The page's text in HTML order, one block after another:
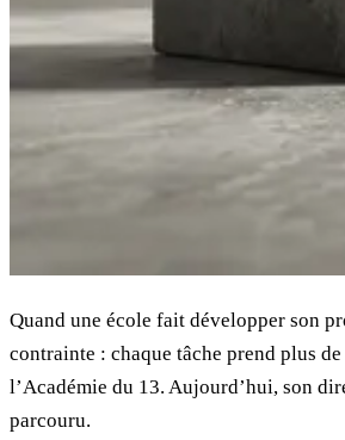
Quand une école fait développer son
contrainte : chaque tâche prend plus
l’Académie du 13. Aujourd’hui, son
parcouru.